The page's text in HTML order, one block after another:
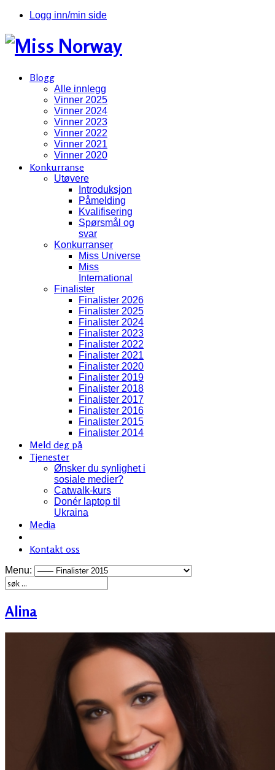
Logg inn/min side
Blogg
Alle innlegg
Vinner 2025
Vinner 2024
Vinner 2023
Vinner 2022
Vinner 2021
Vinner 2020
Konkurranse
Utøvere
Introduksjon
Påmelding
Kvalifisering
Spørsmål og
svar
Konkurranser
Miss Universe
Miss
International
Finalister
Finalister 2026
Finalister 2025
Finalister 2024
Finalister 2023
Finalister 2022
Finalister 2021
Finalister 2020
Finalister 2019
Finalister 2018
Finalister 2017
Finalister 2016
Finalister 2015
Finalister 2014
Meld deg på
Tjenester
Ønsker du synlighet i
sosiale medier?
Catwalk-kurs
Donér laptop til
Ukraina
Media
Kontakt oss
Menu:
Alina